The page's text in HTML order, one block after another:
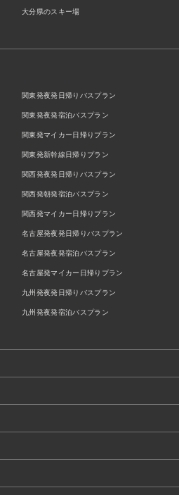
大分県のスキー場
関東発夜発日帰りバスプラン
関東発夜発宿泊バスプラン
関東発マイカー日帰りプラン
関東発新幹線日帰りプラン
関西発夜発日帰りバスプラン
関西発朝発宿泊バスプラン
関西発マイカー日帰りプラン
名古屋発夜発日帰りバスプラン
名古屋発夜発宿泊バスプラン
名古屋発マイカー日帰りプラン
九州発夜発日帰りバスプラン
九州発夜発宿泊バスプラン